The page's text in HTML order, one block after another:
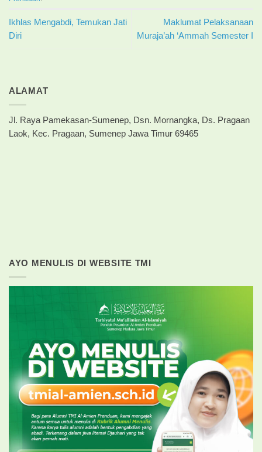
Ikhlas Mengabdi, Temukan Jati
Diri
Maklumat Pelaksanaan
Muraja’ah ‘Ammah Semester I
ALAMAT
Jl. Raya Pamekasan-Sumenep, Dsn. Mornangka, Ds. Pragaan
Laok, Kec. Pragaan, Sumenep Jawa Timur 69465
AYO MENULIS DI WEBSITE TMI